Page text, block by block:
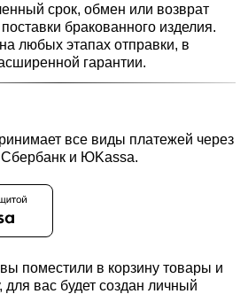
срок, обмен или возврат
бракованного изделия.
любых этапах отправки, в
гарантии.
все виды платежей через
Сбербанк и ЮKassa.
поместили в корзину товары и
вас будет создан личный